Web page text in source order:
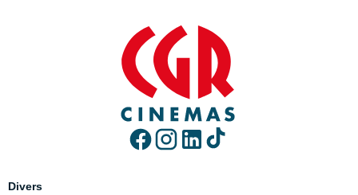
Divers